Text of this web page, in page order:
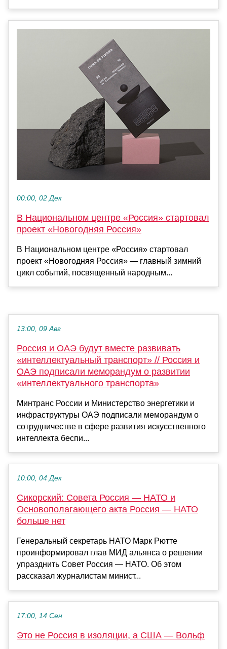
00:00, 02 Дек
В Национальном центре «Россия» стартовал
проект «Новогодняя Россия»
В Национальном центре «Россия» стартовал
проект «Новогодняя Россия» — главный зимний
цикл событий, посвященный народным...
13:00, 09 Авг
Россия и ОАЭ будут вместе развивать
«интеллектуальный транспорт» // Россия и
ОАЭ подписали меморандум о развитии
«интеллектуального транспорта»
Минтранс России и Министерство энергетики и
инфраструктуры ОАЭ подписали меморандум о
сотрудничестве в сфере развития искусственного
интеллекта беспи...
10:00, 04 Дек
Сикорский: Совета Россия — НАТО и
Основополагающего акта Россия — НАТО
больше нет
Генеральный секретарь НАТО Марк Рютте
проинформировал глав МИД альянса о решении
упразднить Совет Россия — НАТО. Об этом
рассказал журналистам минист...
17:00, 14 Сен
Это не Россия в изоляции, а США — Вольф